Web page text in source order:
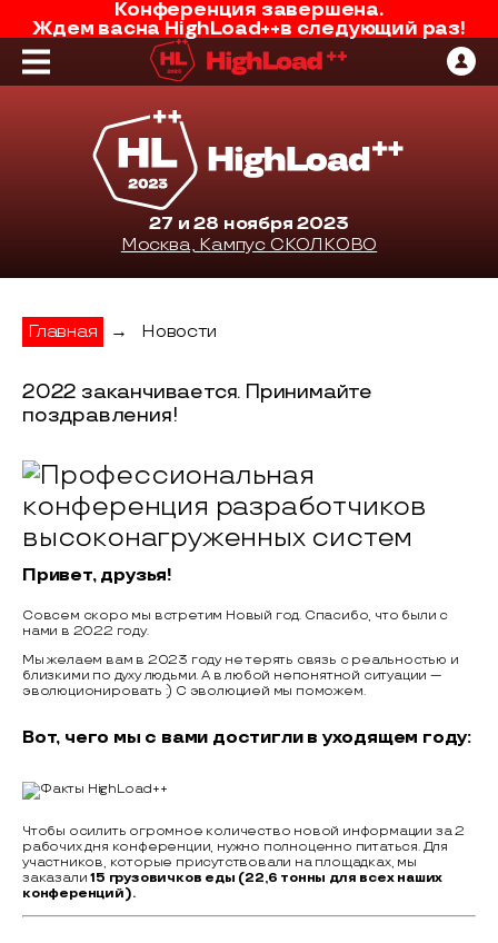
Конференция завершена.
Ждем васна HighLoad++в следующий раз!
27 и 28 ноября 2023
Москва, Кампус СКОЛКОВО
Главная → Новости
2022 заканчивается. Принимайте
поздравления!
Привет, друзья!
Совсем скоро мы встретим Новый год. Спасибо, что были с
нами в 2022 году.
Мы желаем вам в 2023 году не терять связь с реальностью и
близкими по духу людьми. А в любой непонятной ситуации —
эволюционировать :) С эволюцией мы поможем.
Вот, чего мы с вами достигли в уходящем году:
Чтобы осилить огромное количество новой информации за 2
рабочих дня конференции, нужно полноценно питаться. Для
участников, которые присутствовали на площадках, мы
заказали15 грузовичков еды (22,6 тонны для всех наших
конференций).